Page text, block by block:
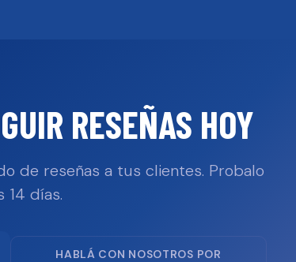
RESEÑAS HOY
de reseñas a tus clientes. Probalo
14 días.
HABLÁ CON NOSOTROS POR